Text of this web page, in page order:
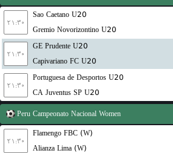
۲۱:۳۰
Sao Caetano U20
Gremio Novorizontino U20
۲۱:۳۰
GE Prudente U20
Capivariano FC U20
۲۱:۳۰
Portuguesa de Desportos U20
CA Juventus SP U20
Peru Campeonato Nacional Women
۲۱:۳۰
Flamengo FBC (W)
Alianza Lima (W)